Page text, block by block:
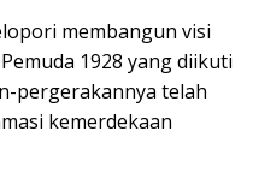
membangun visi
1928 yang diikuti
pergerakannya telah
kemerdekaan